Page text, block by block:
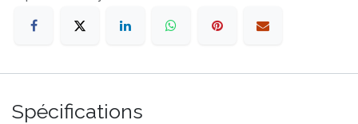
Spécifications